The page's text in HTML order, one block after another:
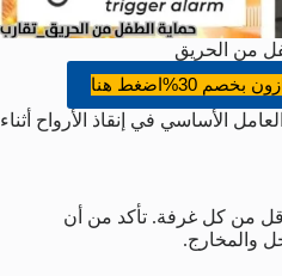
من الحريق
هنا
الأساسي في إنقاذ الأرواح أثناء
من كل غرفة. تأكد من أن
والمخارج.